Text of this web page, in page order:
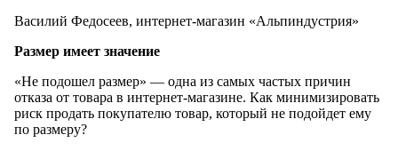
Василий Федосеев, интернет-магазин «Альпиндустрия»
Размер имеет значение
«Не подошел размер» — одна из самых частых причин
отказа от товара в интернет-магазине. Как минимизировать
риск продать покупателю товар, который не подойдет ему
по размеру?